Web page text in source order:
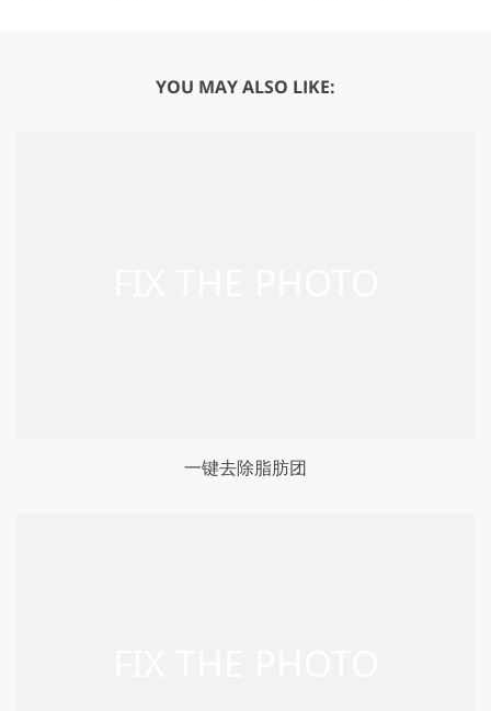
YOU MAY ALSO LIKE:
一键去除脂肪团